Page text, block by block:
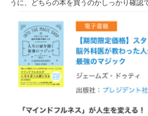
うに、どちらの本を買うのかしっかり確認